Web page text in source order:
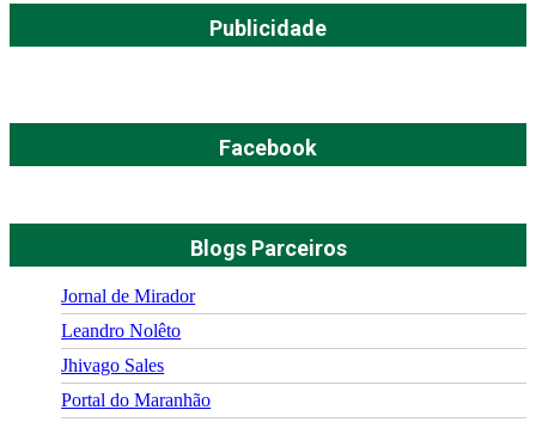
Publicidade
Facebook
Blogs Parceiros
Jornal de Mirador
Leandro Nolêto
Jhivago Sales
Portal do Maranhão